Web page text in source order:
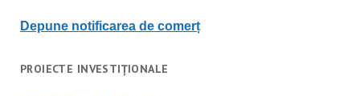
Depune notificarea de comerț
PROIECTE INVESTIȚIONALE